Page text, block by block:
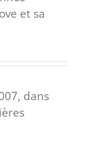
et sa
dans